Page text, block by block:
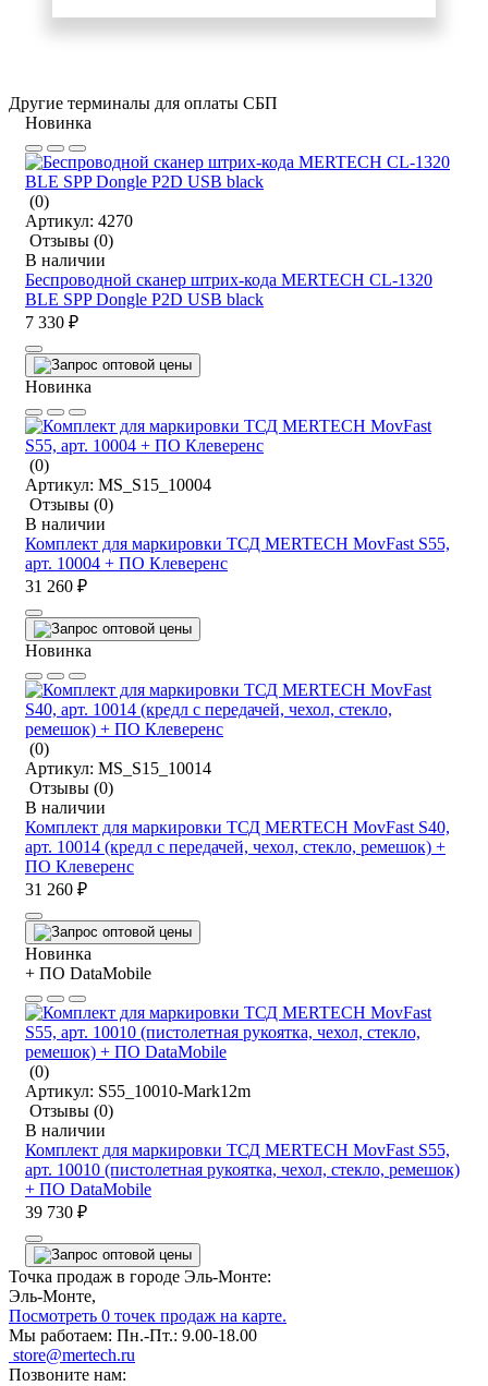
Другие терминалы для оплаты СБП
Новинка
(0)
Артикул: 4270
Отзывы (0)
В наличии
Беспроводной сканер штрих-кода MERTECH CL-1320
BLE SPP Dongle P2D USB black
7 330 ₽
Новинка
(0)
Артикул: MS_S15_10004
Отзывы (0)
В наличии
Комплект для маркировки ТСД MERTECH MovFast S55,
арт. 10004 + ПО Клеверенс
31 260 ₽
Новинка
(0)
Артикул: MS_S15_10014
Отзывы (0)
В наличии
Комплект для маркировки ТСД MERTECH MovFast S40,
арт. 10014 (кредл с передачей, чехол, стекло, ремешок) +
ПО Клеверенс
31 260 ₽
Новинка
+ ПО DataMobile
(0)
Артикул: S55_10010-Mark12m
Отзывы (0)
В наличии
Комплект для маркировки ТСД MERTECH MovFast S55,
арт. 10010 (пистолетная рукоятка, чехол, стекло, ремешок)
+ ПО DataMobile
39 730 ₽
Точка продаж в городе Эль-Монте:
Эль-Монте,
Посмотреть 0 точек продаж на карте.
Мы работаем: Пн.-Пт.: 9.00-18.00
store@mertech.ru
Позвоните нам: